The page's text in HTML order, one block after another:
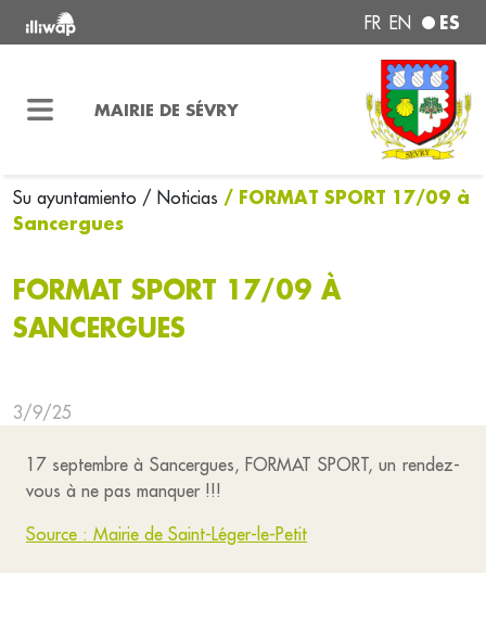
FR EN ES
MAIRIE DE SÉVRY
Su ayuntamiento / Noticias / FORMAT SPORT 17/09 à
Sancergues
FORMAT SPORT 17/09 À
SANCERGUES
3/9/25
17 septembre à Sancergues, FORMAT SPORT, un rendez-
vous à ne pas manquer !!!
Source : Mairie de Saint-Léger-le-Petit